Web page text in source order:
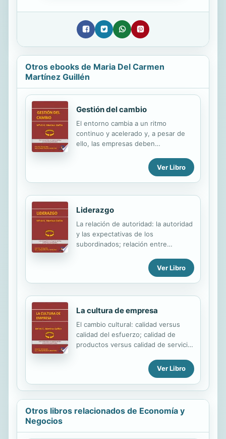
Otros ebooks de Maria Del Carmen
Martínez Guillén
Gestión del cambio
El entorno cambia a un ritmo
continuo y acelerado y, a pesar de
ello, las empresas deben
quieren sobrevivir. Aquellas
organizaciones que no siguen el
ritmo del cambio quedan
ineludiblemente descolgadas. La
económicamente desestabilizado.
Los gestores del cambio. Nuevas
estrategias en política empresarial.
Ver Libro
Liderazgo
La relación de autoridad: la autoridad
y las expectativas de los
subordinados; relación entre
afectivos de la relación de autoridad;
autoridad jerárquica y autoridad
personal; liderazgo y grupo;
autoridad y delegación. Management
Síntesis sobre el papel del líder.
Ver Libro
La cultura de empresa
El cambio cultural: calidad versus
calidad del esfuerzo; calidad de
productos versus calidad de servicio;
equipo; jefe versus líder;
responsabilidad versus implicación;
visión de departamento versus visión
clima organizacional: diferencia entre
Ver Libro
Otros libros relacionados de Economía y
Negocios